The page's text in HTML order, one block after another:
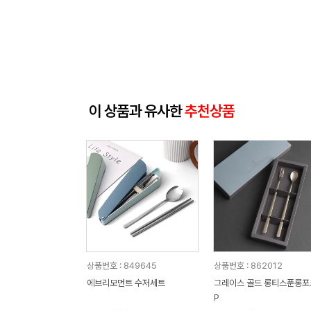
이 상품과 유사한추천상품
상품번호 : 849645
에브리모먼트 수저세트
상품번호 : 862012
그레이스 골드 롱티스푼롱
P